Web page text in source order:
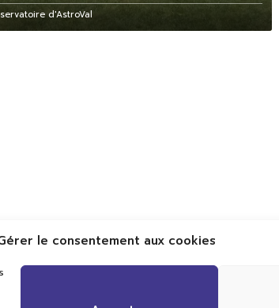
le consentement aux cookies
d'AstroVal
Val TV